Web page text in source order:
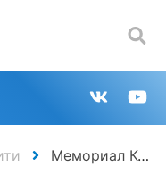
в
Мемориал Кольчатова 2016, результаты